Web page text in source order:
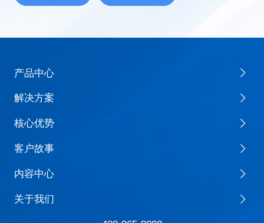
产品中心
解决方案
核心优势
客户故事
内容中心
关于我们